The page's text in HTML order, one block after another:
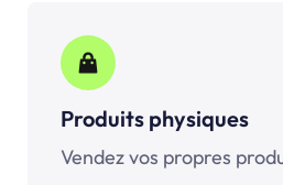
Produits physiques
Vendez vos propres